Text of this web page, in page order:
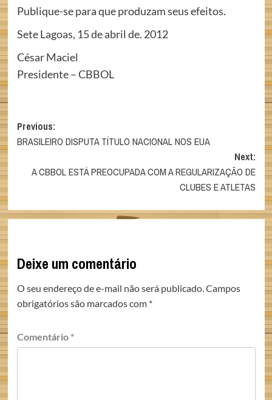
Publique-se para que produzam seus efeitos.
Sete Lagoas, 15 de abril de. 2012
César Maciel
Presidente – CBBOL
Post
navigation
Previous:
BRASILEIRO DISPUTA TÍTULO NACIONAL NOS EUA
Next:
A CBBOL ESTÁ PREOCUPADA COM A REGULARIZAÇÃO DE
CLUBES E ATLETAS
Deixe um comentário
O seu endereço de e-mail não será publicado.Campos
obrigatórios são marcados com *
Comentário *